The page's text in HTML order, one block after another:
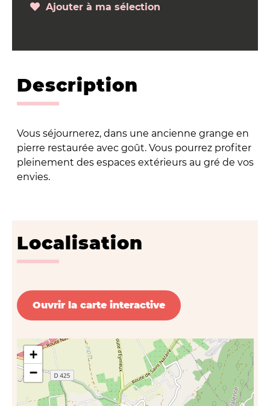
Ajouter à ma sélection
Description
Vous séjournerez, dans une ancienne grange en
pierre restaurée avec goût. Vous pourrez profiter
pleinement des espaces extérieurs au gré de vos
envies.
Localisation
Ouvrir la carte interactive
+
−